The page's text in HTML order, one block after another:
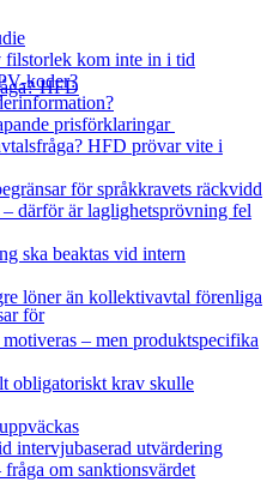
HFD
för
filstorlek kom inte in i tid
koder?
prisförklaringar
HFD prövar vite i
för språkkravets räckvidd
därför är laglighetsprövning fel
ska beaktas vid intern
löner än kollektivavtal förenliga
– men produktspecifika
obligatoriskt krav skulle
intervjubaserad utvärdering
om sanktionsvärdet